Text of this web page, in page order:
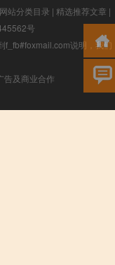
网站分类目录 | 精选推荐文章 |
号
f_fb#foxmail.com说明，我们
告及商业合作